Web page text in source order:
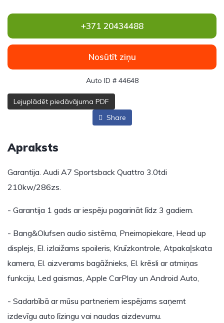
+371 20434488
Nosūtīt ziņu
Auto ID # 44648
Lejuplādēt piedāvājuma PDF
Share
Apraksts
Garantija. Audi A7 Sportsback Quattro 3.0tdi
210kw/286zs.
- Garantija 1 gads ar iespēju pagarināt līdz 3 gadiem.
- Bang&Olufsen audio sistēma, Pneimopiekare, Head up
displejs, El. izlaižams spoileris, Kruīzkontrole, Atpakaļskata
kamera, El. aizverams bagāžnieks, El. krēsli ar atmiņas
funkciju, Led gaismas, Apple CarPlay un Android Auto,
- Sadarbībā ar mūsu partneriem iespējams saņemt
izdevīgu auto līzingu vai naudas aizdevumu.